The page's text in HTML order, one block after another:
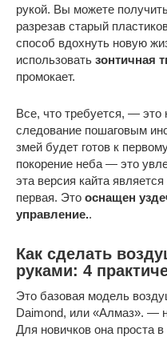
рукой. Вы можете
разрезав старый
способ вдохнуть новую
использовать зонтичная
промокает.
Все, что требуется, — это
следование пошаговым
змей будет готов к
покорение неба — это
эта версия кайта
первая. Это оснащен
управление..
Как сделать
руками: 4
Это базовая модель
Daimond, или «Алмаз». —
Для новичков она проста